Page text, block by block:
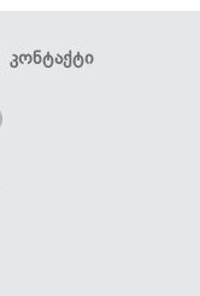
კონტაქტი